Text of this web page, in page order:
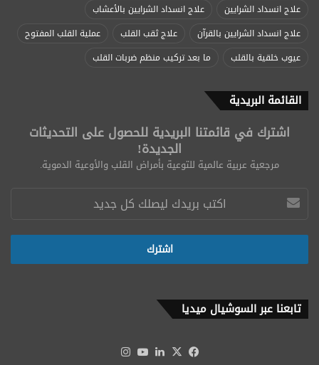
علاج انسداد الشرايين
علاج انسداد الشرايين بالأعشاب
علاج انسداد الشرايين بالقرآن
علاج ثقب القلب
عملية القلب المفتوح
عيوب خلقية بالقلب
ما بعد تركيب منظم ضربات القلب
القائمة البريدية
اشترك في قائمتنا البريدية للحصول على التحديثات
الجديدة!
مرجعية عربية عالمية للتوعية بأمراض القلب والأوعية الدموية.
تابعنا عبر السوشيال ميديا
فيسبوك
‫X لينكدإن‫YouTube